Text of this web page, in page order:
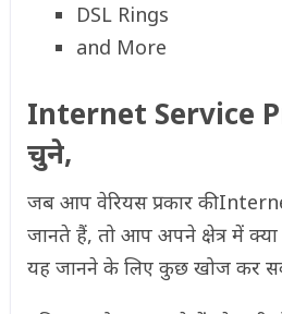
DSL Rings
and More
Internet Service
चुने,
जब आप वेरियस प्रकार की
जानते हैं, तो आप अपने क्षेत्र में
यह जानने के लिए कुछ खोज कर